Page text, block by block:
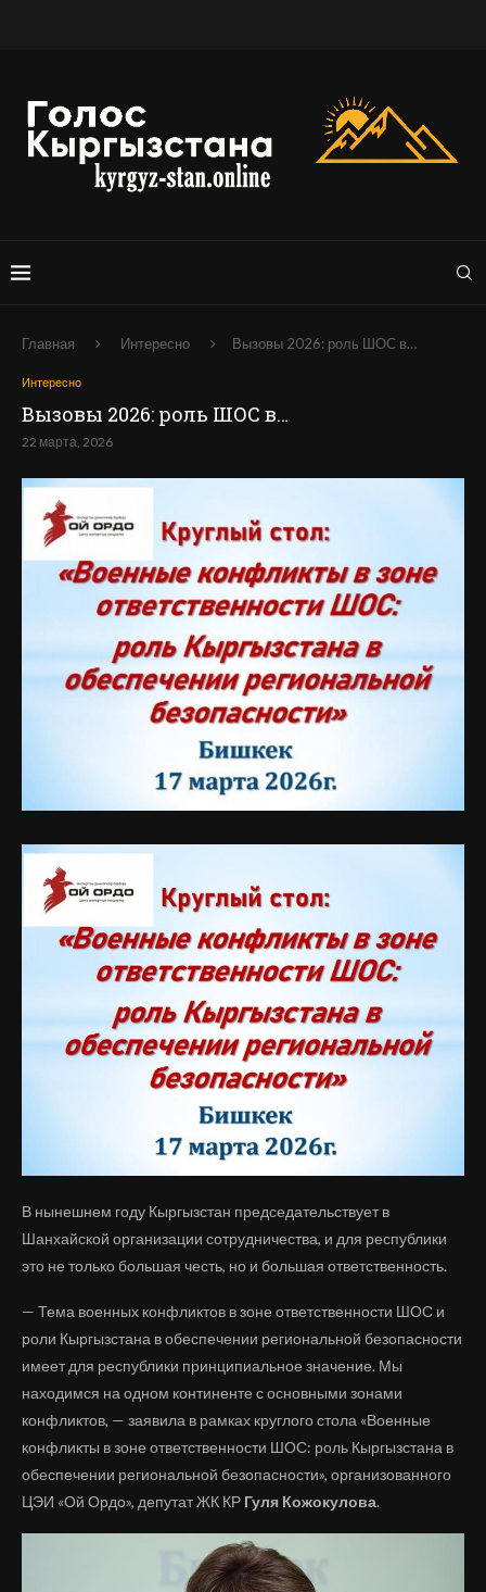
Главная Интересно Вызовы 2026: роль ШОС в…
Интересно
Вызовы 2026: роль ШОС в…
22 марта, 2026
В нынешнем году Кыргызстан председательствует в
Шанхайской организации сотрудничества, и для республики
это не только большая честь, но и большая ответственность.
— Тема военных конфликтов в зоне ответственности ШОС и
роли Кыргызстана в обеспечении региональной безопасности
имеет для республики принципиальное значение. Мы
находимся на одном континенте с основными зонами
конфликтов, — заявила в рамках круглого стола «Военные
конфликты в зоне ответственности ШОС: роль Кыргызстана в
обеспечении региональной безопасности», организованного
ЦЭИ «Ой Ордо», депутат ЖК КР Гуля Кожокулова.